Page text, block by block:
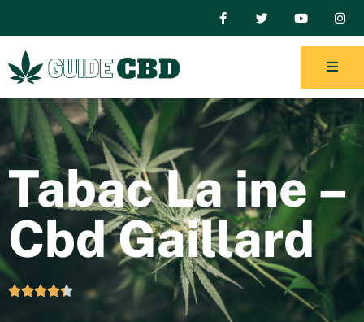
Tabac La ine –
Cbd Gaillard
